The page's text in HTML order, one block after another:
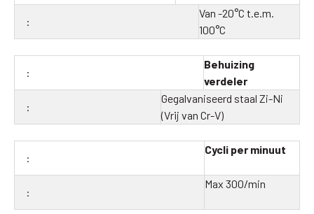
Van -20°C t.e.m.
100°C
Behuizing
verdeler
Gegalvaniseerd staal Zi-Ni
(Vrij van Cr-V)
Cycli per minuut
Max 300/min